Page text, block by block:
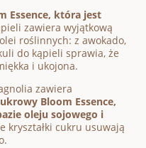
Essence, która jest
zawiera wyjątkową
roślinnych: z awokado,
do kąpieli sprawia, że
i ukojona.
zawiera
Bloom Essence,
oleju sojowego i
kryształki cukru usuwają